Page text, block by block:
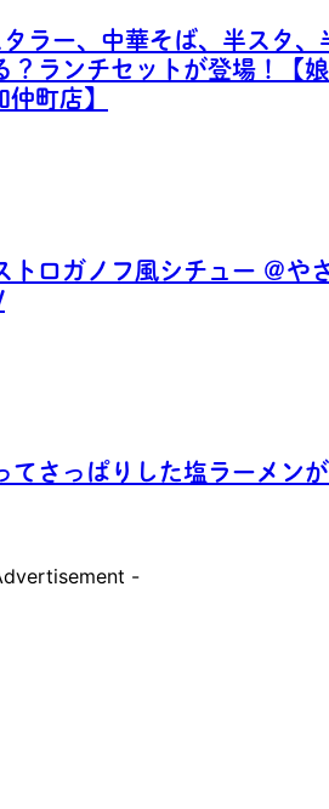
ラー、中華そば、半スタ、
？ランチセットが登場！【
町店】
トロガノフ風シチュー ＠や
てさっぱりした塩ラーメン
-